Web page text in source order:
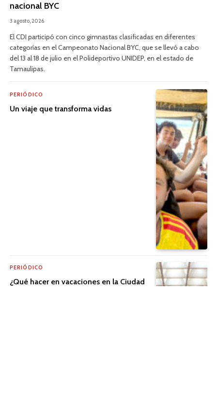
nacional BYC
3 agosto, 2026
El CDI participó con cinco gimnastas clasificadas en diferentes
categorías en el Campeonato Nacional BYC, que se llevó a cabo
del 13 al 18 de julio en el Polideportivo UNIDEP, en el estado de
Tamaulipas.
PERIÓDICO
Un viaje que transforma vidas
PERIÓDICO
¿Qué hacer en vacaciones en la Ciudad